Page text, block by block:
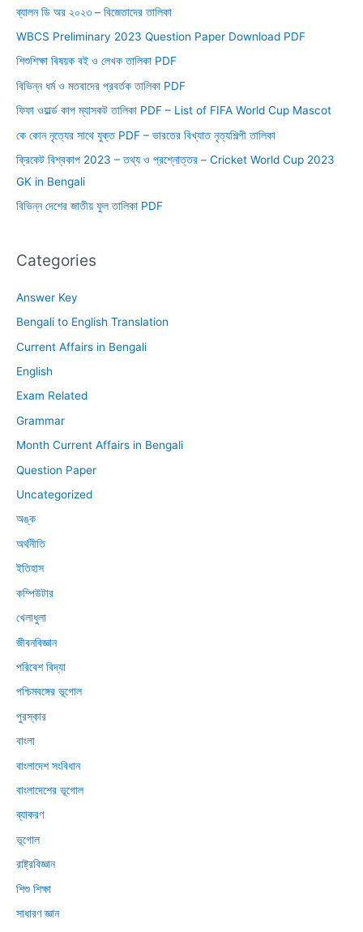
ব্যালন ডি অর ২০২৩ – বিজেতাদের তালিকা
WBCS Preliminary 2023 Question Paper Download PDF
শিশুশিক্ষা বিষয়ক বই ও লেখক তালিকা PDF
বিভিন্ন ধর্ম ও মতবাদের প্রবর্তক তালিকা PDF
ফিফা ওয়ার্ল্ড কাপ ম্যাসকট তালিকা PDF – List of FIFA World Cup Mascot
কে কোন নৃত্যের সাথে যুক্ত PDF – ভারতের বিখ্যাত নৃত্যশিল্পী তালিকা
ক্রিকেট বিশ্বকাপ 2023 – তথ্য ও প্রশ্নোত্তর – Cricket World Cup 2023
GK in Bengali
বিভিন্ন দেশের জাতীয় ফুল তালিকা PDF
Categories
Answer Key
Bengali to English Translation
Current Affairs in Bengali
English
Exam Related
Grammar
Month Current Affairs in Bengali
Question Paper
Uncategorized
অঙ্ক
অর্থনীতি
ইতিহাস
কম্পিউটার
খেলাধুলা
জীবনবিজ্ঞান
পরিবেশ বিদ্যা
পশ্চিমবঙ্গের ভূগোল
পুরস্কার
বাংলা
বাংলাদেশ সংবিধান
বাংলাদেশের ভূগোল
ব্যাকরণ
ভূগোল
রাষ্ট্রবিজ্ঞান
শিশু শিক্ষা
সাধারণ জ্ঞান